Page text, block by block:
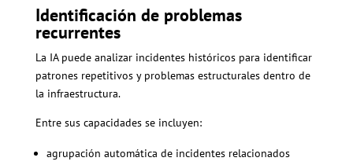
Identificación de problemas
recurrentes
La IA puede analizar incidentes históricos para identificar
patrones repetitivos y problemas estructurales dentro de
la infraestructura.
Entre sus capacidades se incluyen:
agrupación automática de incidentes relacionados